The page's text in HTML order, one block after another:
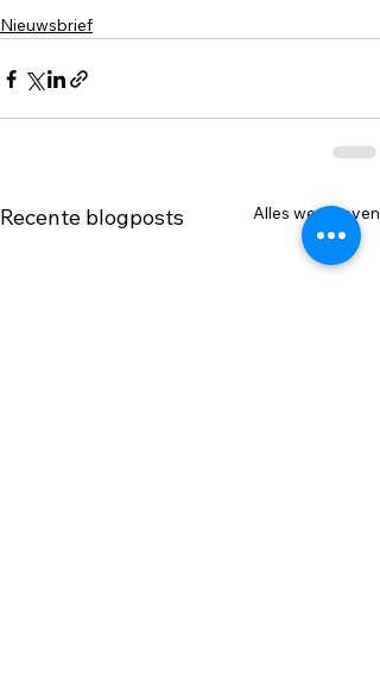
Nieuwsbrief
Recente blogposts Alles weergeven